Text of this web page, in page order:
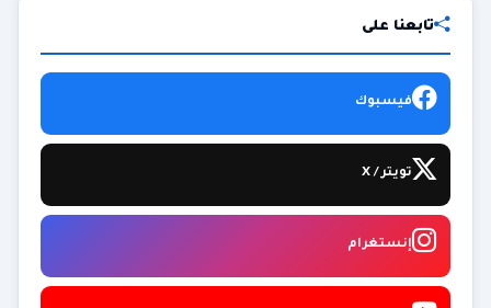
تابعنا على
فيسبوك
تويتر / X
إنستغرام